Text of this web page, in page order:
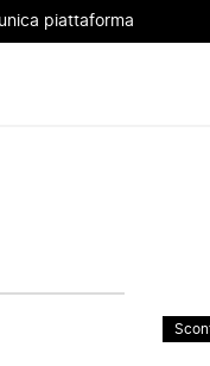
piattaforma